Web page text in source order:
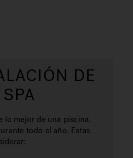
DE
lo mejor de una piscina,
todo el año. Estas